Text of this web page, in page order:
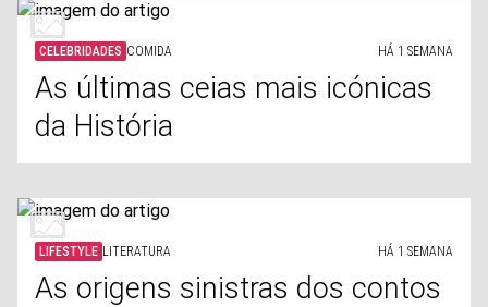
CELEBRIDADES COMIDA HÁ 1 SEMANA
As últimas ceias mais icónicas
da História
LIFESTYLE LITERATURA HÁ 1 SEMANA
As origens sinistras dos contos